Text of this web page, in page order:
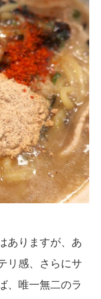
ありますが、あ
リ感、さらにサ
、唯一無二のラ